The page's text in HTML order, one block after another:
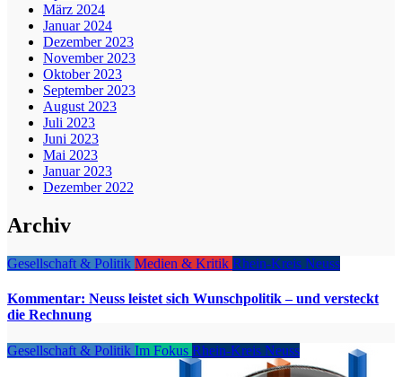
März 2024
Januar 2024
Dezember 2023
November 2023
Oktober 2023
September 2023
August 2023
Juli 2023
Juni 2023
Mai 2023
Januar 2023
Dezember 2022
Archiv
Gesellschaft & Politik Medien & Kritik Rhein-Kreis Neuss
Kommentar: Neuss leistet sich Wunschpolitik – und versteckt
die Rechnung
Gesellschaft & Politik Im Fokus Rhein-Kreis Neuss